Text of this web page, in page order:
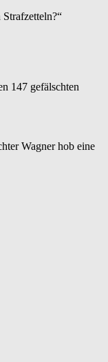
147 gefälschten
Wagner hob eine